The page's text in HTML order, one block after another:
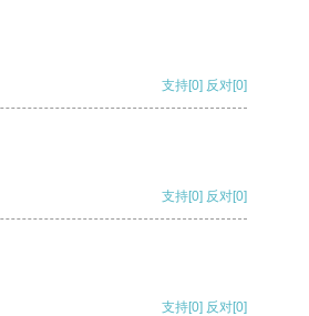
支持[0] 反对[0]
支持[0] 反对[0]
支持[0] 反对[0]